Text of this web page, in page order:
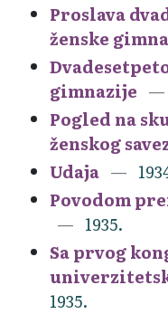
Proslava
ženske
gimnazije
Pogled na
ženskog
Udaja
Povodom
1935.
Sa prvog
1935.